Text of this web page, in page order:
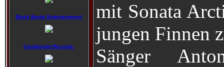
Black Bards Entertainment:
Candlelight Records:
mit Sonata
jungen Finnen
Sänger